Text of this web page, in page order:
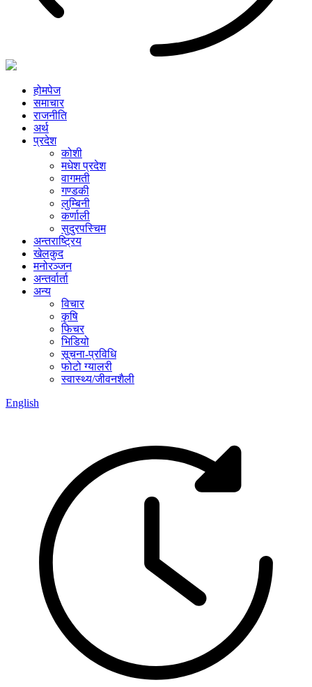
होमपेज
समाचार
राजनीति
अर्थ
प्रदेश
कोशी
मधेश प्रदेश
वागमती
गण्डकी
लुम्बिनी
कर्णाली
सुदुरपस्चिम
अन्तराष्ट्रिय
खेलकुद
मनोरञ्जन
अन्तर्वार्ता
अन्य
विचार
कृषि
फिचर
भिडियो
सूचना-प्रविधि
फोटो ग्यालरी
स्वास्थ्य/जीवनशैली
English